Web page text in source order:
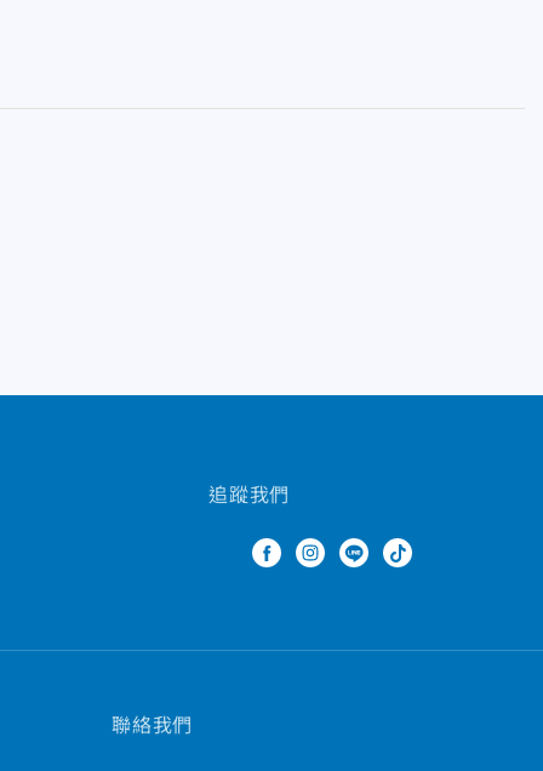
追蹤我們
聯絡我們